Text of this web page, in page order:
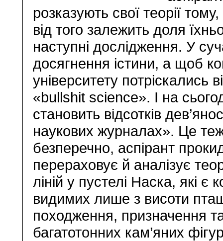
розказують свої теорії
від того залежить доля
наступні дослідження. У
досягнення істини, а щоб
університету потріскались
«bullshit science». І на
становить відсотків
наукових журналах». Це
безперечно, аспірант
перераховує й аналізує
ліній у пустелі Наска, які
видимих лише з висоти
походження, призначення
багатотонних кам’яних